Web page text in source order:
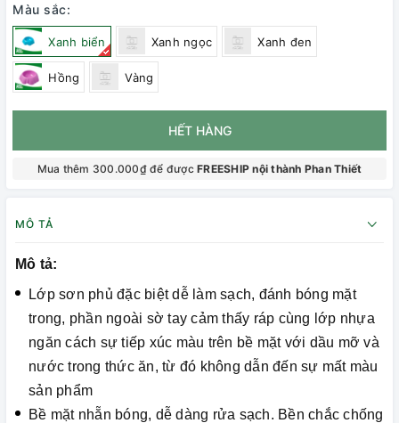
Màu sắc:
Xanh biển Xanh ngọc Xanh đen
Hồng Vàng
HẾT HÀNG
Mua thêm 300.000₫ để đượcFREESHIP nội thành Phan Thiết
MÔ TẢ
Mô tả:
Lớp sơn phủ đặc biệt dễ làm sạch, đánh bóng mặt
trong, phần ngoài sờ tay cảm thấy ráp cùng lớp nhựa
ngăn cách sự tiếp xúc màu trên bề mặt với dầu mỡ và
nước trong thức ăn, từ đó không dẫn đến sự mất màu
sản phẩm
Bề mặt nhẵn bóng, dễ dàng rửa sạch. Bền chắc chống